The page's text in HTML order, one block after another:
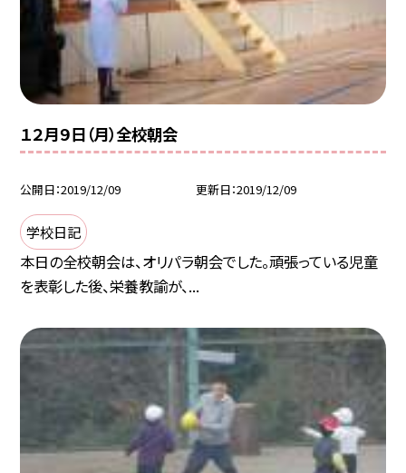
１２月９日（月）全校朝会
公開日 2019/12/09 更新日 2019/12/09
学校日記
本日の全校朝会は、オリパラ朝会でした。頑張っている児童
を表彰した後、栄養教諭が、...